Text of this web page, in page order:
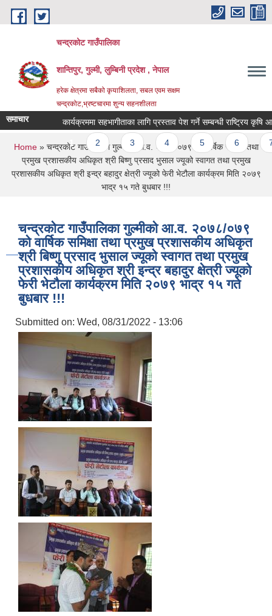
Skip to main content
चन्द्रकोट गाउँपालिका
शान्तिपुर, गुल्मी, लुम्बिनी प्रदेश , नेपाल
हरेक क्षेत्रमा सबैको कृयाशिलता, सबल एवम सक्षम
चन्द्रकोट,भ्रष्टचारमा शुन्य सहनशीलता
समाचार कार्यक्रममा सहभागीताका लागि प्रस्ताव पेश गर्ने सम्बन्धी राष्ट्रिय कृषि
Pages
1 2 3 4 5 6 7
You are here
Home» चन्द्रकोट गाउँपालिका गुल्मीको आ.व. २०७८/०७९ को वार्षिक समिक्षा तथा
प्रमुख प्रशासकीय अधिकृत श्री बिष्णु प्रसाद भुसाल ज्यूको स्वागत तथा प्रमुख
प्रशासकीय अधिकृत श्री इन्द्र बहादुर क्षेत्री ज्यूको फेरी भेटौला कार्यक्रम मिति २०७९
भाद्र १५ गते बुधबार !!!
चन्द्रकोट गाउँपालिका गुल्मीको आ.व. २०७८/०७९
को वार्षिक समिक्षा तथा प्रमुख प्रशासकीय अधिकृत
श्री बिष्णु प्रसाद भुसाल ज्यूको स्वागत तथा प्रमुख
प्रशासकीय अधिकृत श्री इन्द्र बहादुर क्षेत्री ज्यूको
फेरी भेटौला कार्यक्रम मिति २०७९ भाद्र १५ गते
बुधबार !!!
Submitted on: Wed, 08/31/2022 - 13:06